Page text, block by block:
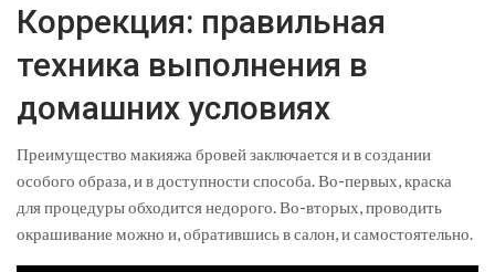
Коррекция: правильная
техника выполнения в
домашних условиях
Преимущество макияжа бровей заключается и в создании
особого образа, и в доступности способа. Во-первых, краска
для процедуры обходится недорого. Во-вторых, проводить
окрашивание можно и, обратившись в салон, и самостоятельно.